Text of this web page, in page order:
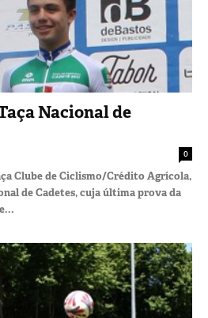
Nacional de
0
Clube de Ciclismo/Crédito Agrícola,
de Cadetes, cuja última prova da